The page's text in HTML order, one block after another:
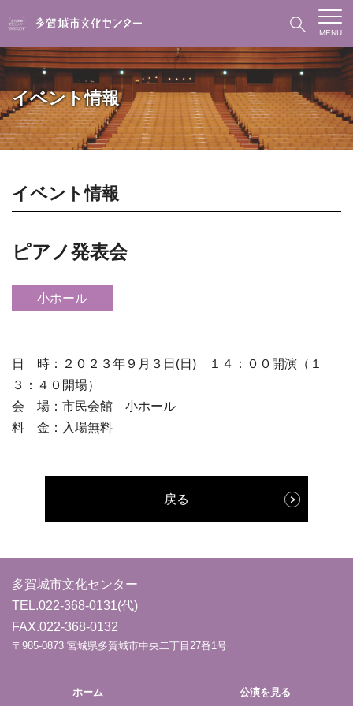
MENU
イベント情報
イベント情報
ピアノ発表会
小ホール
日 時：２０２３年９月３日(日) １４：００開演（１
３：４０開場）
会 場：市民会館 小ホール
料 金：入場無料
戻る
多賀城市文化センター
TEL.022-368-0131(代)
FAX.022-368-0132
〒985-0873 宮城県多賀城市中央二丁目27番1号
ホーム 公演を見る